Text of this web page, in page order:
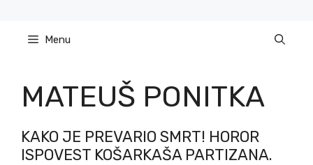
content Menu
MATEUŠ PONITKA
KAKO JE PREVARIO SMRT! HOROR
ISPOVEST KOŠARKAŠA PARTIZANA.